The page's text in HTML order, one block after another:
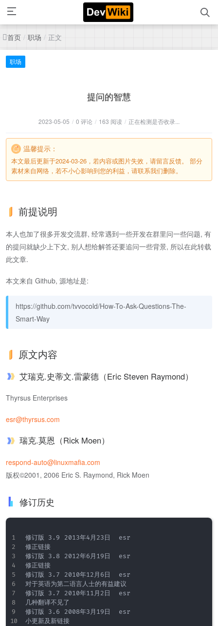
首页 / 职场 / 正文
职场
提问的智慧
2023-05-05 / 0 评论 / 163 阅读 / 正在检测是否收录...
温馨提示：
本文最后更新于2024-03-26，若内容或图片失效，请留言反馈。 部分
素材来自网络，若不小心影响到您的利益，请联系我们删除。
前提说明
本人也加了很多开发交流群, 经常遇到一些开发在群里问一些问题, 有
的提问就缺少上下文, 别人想给解答还要追问一些背景, 所以在此转载
此文章.
本文来自 Github, 源地址是:
https://github.com/tvvocold/How-To-Ask-Questions-The-
Smart-Way
原文内容
艾瑞克.史蒂文.雷蒙德（Eric Steven Raymond）
Thyrsus Enterprises
esr@thyrsus.com
瑞克.莫恩（Rick Moen）
respond-auto@linuxmafia.com
版权©2001, 2006 Eric S. Raymond, Rick Moen
修订历史
修订版 3.9	2013年4月23日	esr
修正链接
修订版 3.8	2012年6月19日	esr
修正链接
修订版 3.7	2010年12月6日	esr
对于英语为第二语言人士的有益建议
修订版 3.7	2010年11月2日	esr
几种翻译不见了
修订版 3.6	2008年3月19日	esr
小更新及新链接